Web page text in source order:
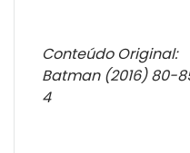
Conteúdo Original:
Batman (2016) 80-
4